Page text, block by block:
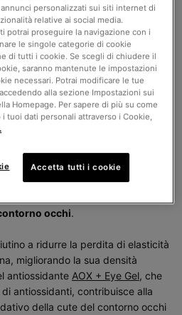
RUGHE SOTTO GLI
c’è bisogno di prevenire i danni
agenti atmosferici che ogni
della nostra pelle. Un consiglio
e creme con protezione solare
l’invecchiamento
le rughe sotto gli occhi, quelle che
precocemente, vista la particolare
occhi.
a ridurre la perdita di elasticità
migliorando la sua densità
antiossidante AOX + Eye Gel, che
antiossidanti, contribuisce alla
della cute del contorno occhi
personalizzati sui siti internet di
relative ai social media.
potrai proseguire la navigazione con i
le singole categorie di cookie
di tutti i cookie. Se scegli di chiudere il
saranno mantenute le impostazioni
necessari. Potrai modificare le tue
alla sezione Impostazioni sui
Homepage. Per sapere di più su come
tuoi dati personali attraverso i Cookie,
Accetta tutti i cookie